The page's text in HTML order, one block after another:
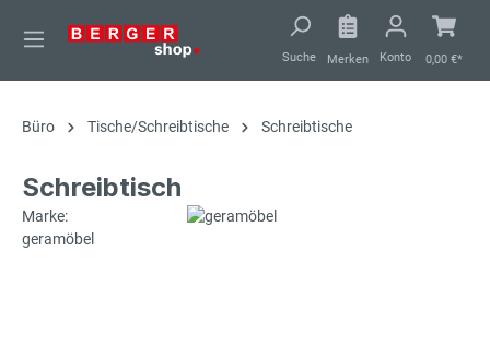
springen
Suche Merken Konto 0,00 €*
Büro Tische/Schreibtische Schreibtische
Schreibtisch
Marke:
geramöbel